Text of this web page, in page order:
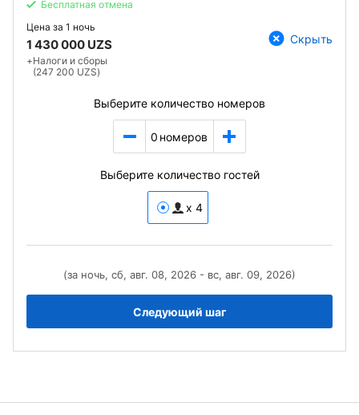
Бесплатная отмена
Цена за 1 ночь
1 430 000 UZS
+Налоги и сборы
(247 200 UZS)
Скрыть
Выберите количество номеров
0 номеров
Выберите количество гостей
x 4
(за ночь, сб, авг. 08, 2026 - вс, авг. 09, 2026)
Следующий шаг